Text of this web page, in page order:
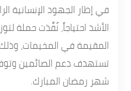
في إطار الجهود الإنسانية
الأشد احتياجاً، نُفِّذت حملة
المقيمة في المخيمات،
تستهدف دعم الصائمين
شهر رمضان المبارك.